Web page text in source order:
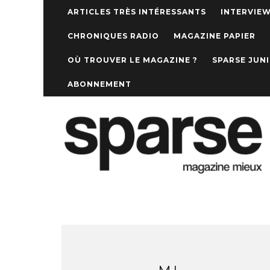
ARTICLES TRÈS INTÉRESSANTS
CHRONIQUES RADIO MAGAZINE PAPIER
OÙ TROUVER LE MAGAZINE ? SPARSE
ABONNEMENT